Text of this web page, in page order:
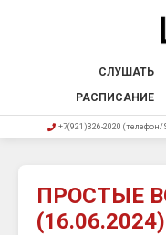
СЛУШАТЬ
РАСПИСАНИЕ
+7(921)326-2020
ПРОСТЫЕ
(16.06.2024)